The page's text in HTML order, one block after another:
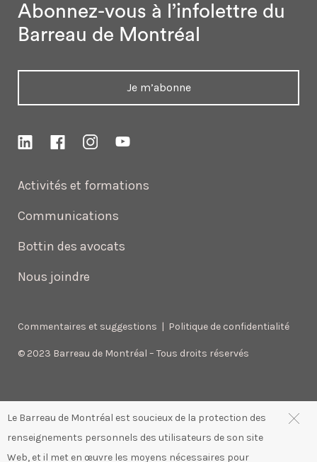
Le Barreau de Montréal est soucieux de la protection des
renseignements personnels des utilisateurs de son site
Web, et il met en œuvre les moyens nécessaires pour
Activités et formations
Communications
Bottin des avocats
Nous joindre
Abonnez-vous à l’infolettre du
Barreau de Montréal
Je m’abonne
Commentaires et suggestions | Politique de confidentialité
© 2023 Barreau de Montréal – Tous droits réservés